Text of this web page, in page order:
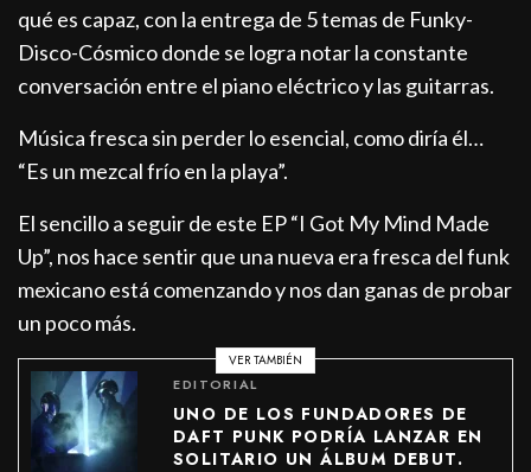
qué es capaz, con la entrega de 5 temas de Funky-
Disco-Cósmico donde se logra notar la constante
conversación entre el piano eléctrico y las guitarras.
Música fresca sin perder lo esencial, como diría él…
“Es un mezcal frío en la playa”.
El sencillo a seguir de este EP “I Got My Mind Made
Up”, nos hace sentir que una nueva era fresca del funk
mexicano está comenzando y nos dan ganas de probar
un poco más.
VER TAMBIÉN
EDITORIAL
UNO DE LOS FUNDADORES DE
DAFT PUNK PODRÍA LANZAR EN
SOLITARIO UN ÁLBUM DEBUT.